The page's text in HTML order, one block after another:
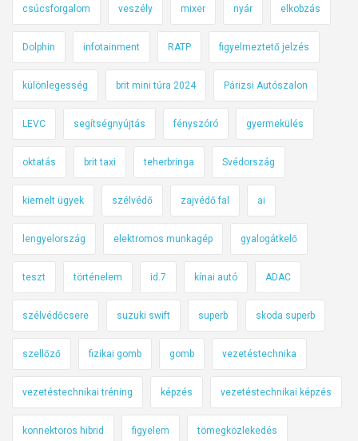
csúcsforgalom veszély mixer nyár elkobzás
Dolphin infotainment RATP figyelmeztető jelzés
különlegesség brit mini túra 2024 Párizsi Autószalon
LEVC segítségnyújtás fényszóró gyermekülés
oktatás brit taxi teherbringa Svédország
kiemelt ügyek szélvédő zajvédő fal ai
lengyelország elektromos munkagép gyalogátkelő
teszt történelem id.7 kínai autó ADAC
szélvédőcsere suzuki swift superb skoda superb
szellőző fizikai gomb gomb vezetéstechnika
vezetéstechnikai tréning képzés vezetéstechnikai képzés
konnektoros hibrid figyelem tömegközlekedés